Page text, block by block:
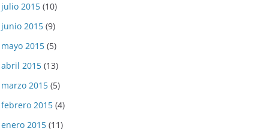
julio 2015 (10)
junio 2015 (9)
mayo 2015 (5)
abril 2015 (13)
marzo 2015 (5)
febrero 2015 (4)
enero 2015 (11)